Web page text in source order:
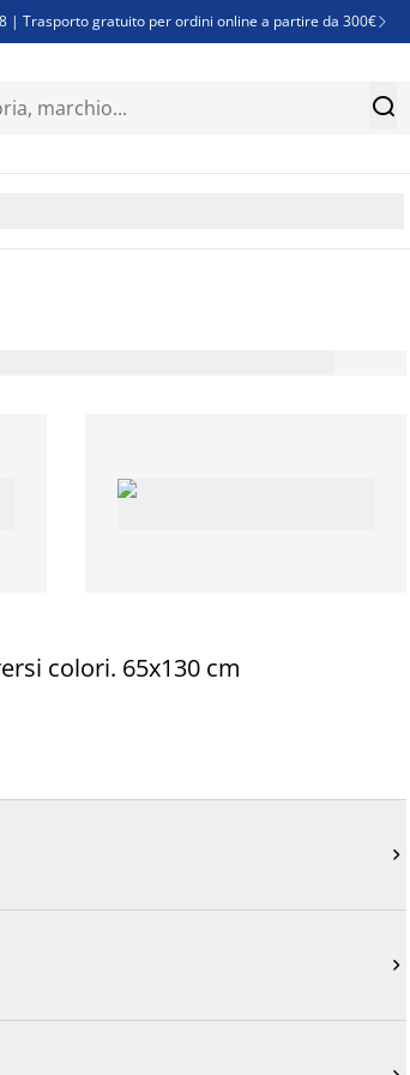
| Trasporto gratuito per ordini online a partire da 300€ 
- Scegli il piano di rimborso più adatto a te 
colori. 65x130 cm

